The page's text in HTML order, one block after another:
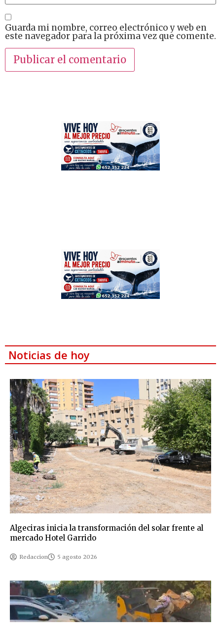
Guarda mi nombre, correo electrónico y web en
este navegador para la próxima vez que comente.
Noticias de hoy
Algeciras inicia la transformación del solar frente al
mercado Hotel Garrido
Redaccion 5 agosto 2026